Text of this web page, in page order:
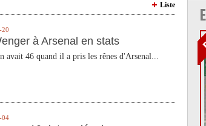
Liste
20
à Arsenal en stats
avait 46 quand il a pris les rênes d'Arsenal...
04